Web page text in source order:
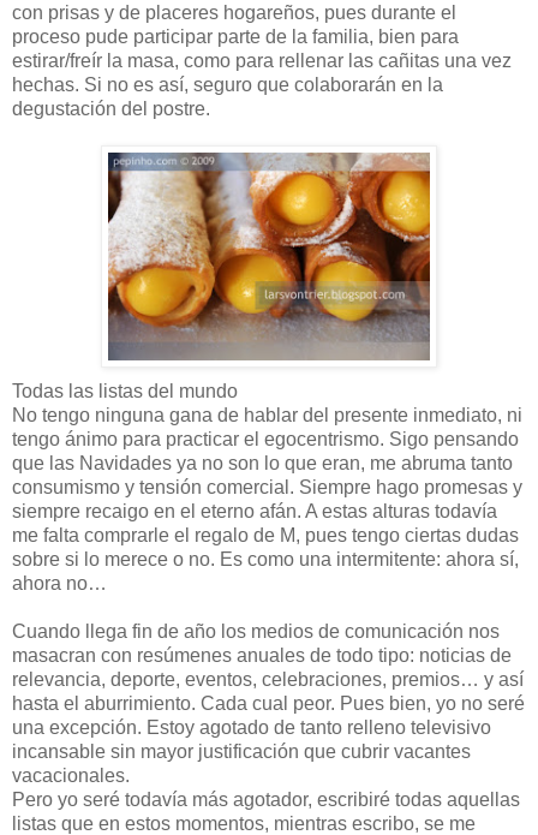
con prisas y de placeres hogareños, pues durante el
proceso pude participar parte de la familia, bien para
estirar/freír la masa, como para rellenar las cañitas una vez
hechas. Si no es así, seguro que colaborarán en la
degustación del postre.
Todas las listas del mundo
No tengo ninguna gana de hablar del presente inmediato, ni
tengo ánimo para practicar el egocentrismo. Sigo pensando
que las Navidades ya no son lo que eran, me abruma tanto
consumismo y tensión comercial. Siempre hago promesas y
siempre recaigo en el eterno afán. A estas alturas todavía
me falta comprarle el regalo de M, pues tengo ciertas dudas
sobre si lo merece o no. Es como una intermitente: ahora sí,
ahora no…
Cuando llega fin de año los medios de comunicación nos
masacran con resúmenes anuales de todo tipo: noticias de
relevancia, deporte, eventos, celebraciones, premios… y así
hasta el aburrimiento. Cada cual peor. Pues bien, yo no seré
una excepción. Estoy agotado de tanto relleno televisivo
incansable sin mayor justificación que cubrir vacantes
vacacionales.
Pero yo seré todavía más agotador, escribiré todas aquellas
listas que en estos momentos, mientras escribo, se me